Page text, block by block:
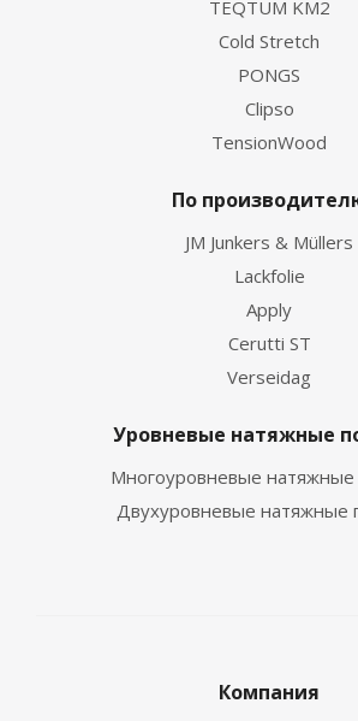
TEQTUM KM2
Cold Stretch
PONGS
Clipso
TensionWood
По
JM Junkers & Müllers
Lackfolie
Apply
Cerutti ST
Verseidag
Уровневые натяжные
Многоуровневые натяжные
Двухуровневые натяжные
Компания